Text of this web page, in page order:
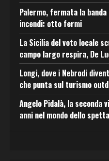
Palermo, fermata la
incendi: otto fermi
La Sicilia del voto locale
campo largo respira, De
Longi, dove i Nebrodi
che punta sul turismo
Angelo Pidalà, la seconda
anni nel mondo dello